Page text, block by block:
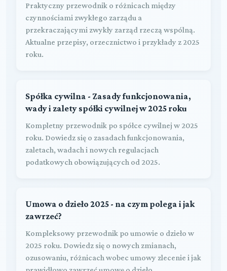
Praktyczny przewodnik o różnicach między
czynnościami zwykłego zarządu a
przekraczającymi zwykły zarząd rzeczą wspólną.
Aktualne przepisy, orzecznictwo i przykłady z 2025
roku.
Spółka cywilna - Zasady funkcjonowania,
wady i zalety spółki cywilnej w 2025 roku
Kompletny przewodnik po spółce cywilnej w 2025
roku. Dowiedz się o zasadach funkcjonowania,
zaletach, wadach i nowych regulacjach
podatkowych obowiązujących od 2025.
Umowa o dzieło 2025 - na czym polega i jak
zawrzeć?
Kompleksowy przewodnik po umowie o dzieło w
2025 roku. Dowiedz się o nowych zmianach,
ozusowaniu, różnicach wobec umowy zlecenie i jak